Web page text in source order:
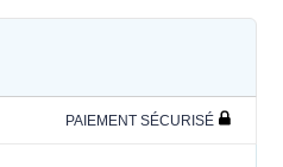
PAIEMENT SÉCURISÉ